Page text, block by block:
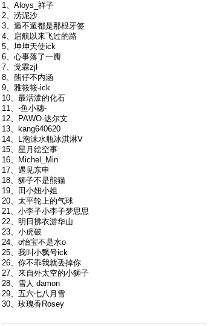
1、Aloys_祥子
2、涝泥沙
3、遁不遁都是那根牙签
4、启航以来飞过的路
5、坤坤天使ick
6、心事落了一瓣
7、觉霖zjl
8、熊仔不内涵
9、雅筱筱-ick
10、最活泼的化石
11、-鱼小穗-
12、PAWO-达尔文
13、kang640620
14、L泡沫水瓶冰淇淋V
15、星月絵空事
16、Michel_Min
17、遇见东申
18、狮子不是熊猫
19、田小妞小姐
20、太平轮上的气球
21、小李子小李子梦思思
22、明日拂衣游华山
23、小虎破
24、o怡宝不是水o
25、我叫小飘号ick
26、你不乖我就丢掉你
27、来自外太空的小狮子
28、雪人 damon
29、五六七八月雪
30、玫瑰香Rosey